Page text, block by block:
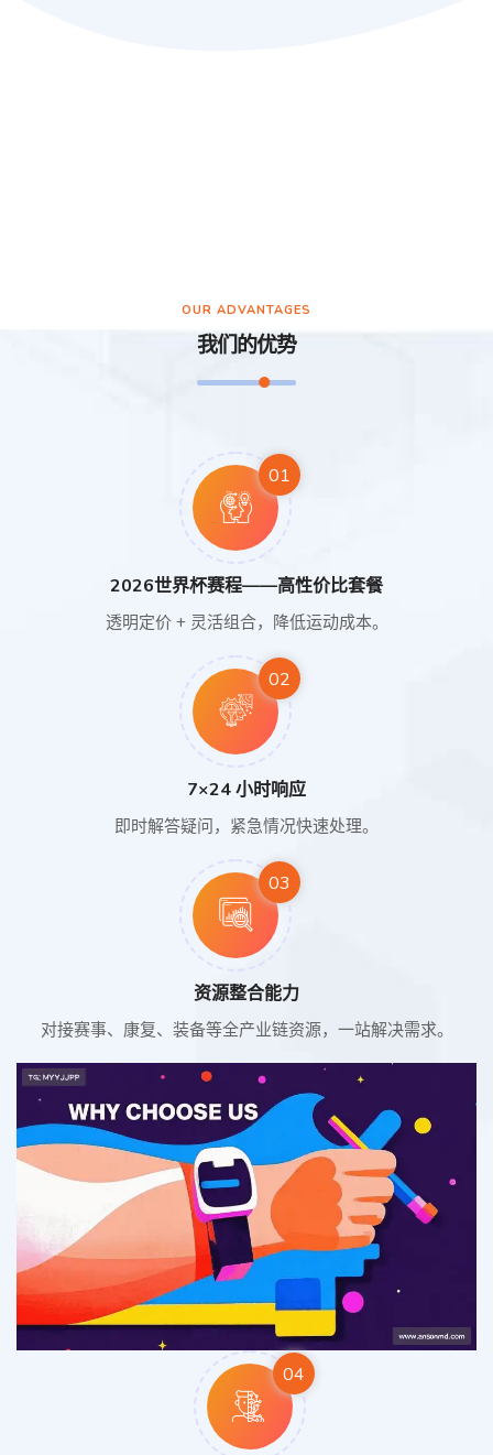
OUR ADVANTAGES
我们的优势
01
2026世界杯赛程——高性价比套餐
透明定价 + 灵活组合，降低运动成本。
02
7×24 小时响应
即时解答疑问，紧急情况快速处理。
03
资源整合能力
对接赛事、康复、装备等全产业链资源，一站解决需求。
04